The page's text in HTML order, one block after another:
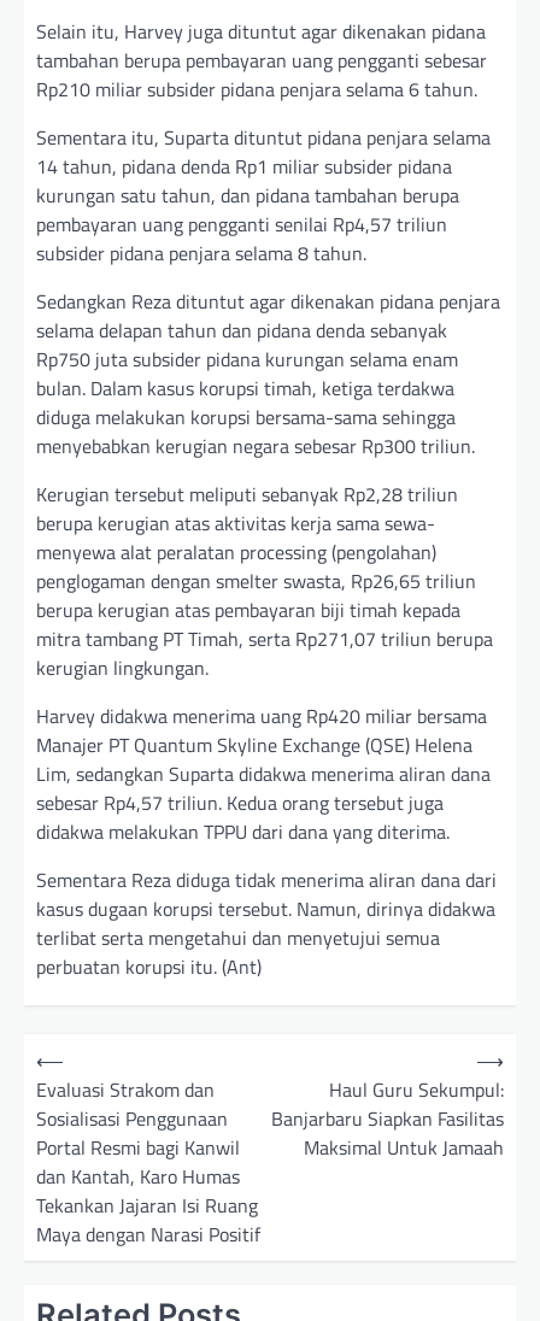
Selain itu, Harvey juga dituntut agar dikenakan pidana
tambahan berupa pembayaran uang pengganti sebesar
Rp210 miliar subsider pidana penjara selama 6 tahun.
Sementara itu, Suparta dituntut pidana penjara selama
14 tahun, pidana denda Rp1 miliar subsider pidana
kurungan satu tahun, dan pidana tambahan berupa
pembayaran uang pengganti senilai Rp4,57 triliun
subsider pidana penjara selama 8 tahun.
Sedangkan Reza dituntut agar dikenakan pidana penjara
selama delapan tahun dan pidana denda sebanyak
Rp750 juta subsider pidana kurungan selama enam
bulan. Dalam kasus korupsi timah, ketiga terdakwa
diduga melakukan korupsi bersama-sama sehingga
menyebabkan kerugian negara sebesar Rp300 triliun.
Kerugian tersebut meliputi sebanyak Rp2,28 triliun
berupa kerugian atas aktivitas kerja sama sewa-
menyewa alat peralatan processing (pengolahan)
penglogaman dengan smelter swasta, Rp26,65 triliun
berupa kerugian atas pembayaran biji timah kepada
mitra tambang PT Timah, serta Rp271,07 triliun berupa
kerugian lingkungan.
Harvey didakwa menerima uang Rp420 miliar bersama
Manajer PT Quantum Skyline Exchange (QSE) Helena
Lim, sedangkan Suparta didakwa menerima aliran dana
sebesar Rp4,57 triliun. Kedua orang tersebut juga
didakwa melakukan TPPU dari dana yang diterima.
Sementara Reza diduga tidak menerima aliran dana dari
kasus dugaan korupsi tersebut. Namun, dirinya didakwa
terlibat serta mengetahui dan menyetujui semua
perbuatan korupsi itu. (Ant)
N⟵
Evaluasi Strakom dan
Sosialisasi Penggunaan
Portal Resmi bagi Kanwil
dan Kantah, Karo Humas
Tekankan Jajaran Isi Ruang
Maya dengan Narasi Positif
Haul Guru Sekumpul:
Banjarbaru Siapkan Fasilitas
Maksimal Untuk Jamaah
⟶